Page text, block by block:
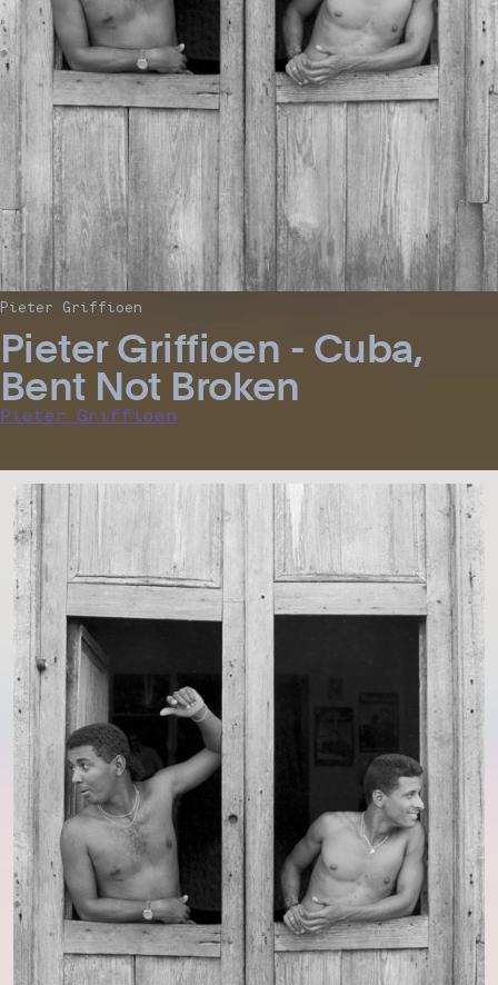
Pieter Griffioen - Cuba,
Bent Not Broken
Pieter Griffioen
Pieter Griffioen